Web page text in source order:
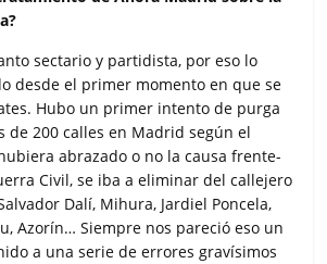
sectario y partidista, por eso lo
desde el primer momento en que se
Hubo un primer intento de purga
de 200 calles en Madrid según el
abrazado o no la causa frente-
Civil, se iba a eliminar del callejero
Dalí, Mihura, Jardiel Poncela,
Azorín… Siempre nos pareció eso un
a una serie de errores gravísimos